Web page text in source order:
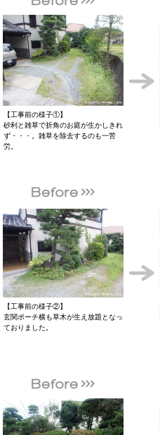
【工事前の様子①】
砂利と雑草で折角のお庭が生かしきれ
ず・・・。雑草を除去するのも一苦
労。
【工事前の様子②】
玄関ポーチ横も草木が生え放題となっ
ておりました。